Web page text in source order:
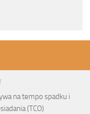
na tempo spadku i
(TCO)